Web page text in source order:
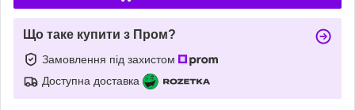
Що таке купити з Пром?
Замовлення під захистом
Доступна доставка